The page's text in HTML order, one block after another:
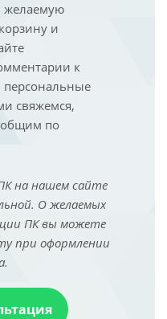
желаемую
и
к
персональные
свяжемся,
по
на нашем сайте
О желаемых
ПК вы можете
при оформлении